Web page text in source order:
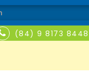
(84) 9 8173 8448